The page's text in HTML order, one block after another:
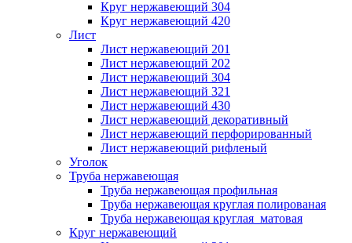
Круг нержавеющий 304
Круг нержавеющий 420
Лист
Лист нержавеющий 201
Лист нержавеющий 202
Лист нержавеющий 304
Лист нержавеющий 321
Лист нержавеющий 430
Лист нержавеющий декоративный
Лист нержавеющий перфорированный
Лист нержавеющий рифленый
Уголок
Труба нержавеющая
Труба нержавеющая профильная
Труба нержавеющая круглая полированая
Труба нержавеющая круглая матовая
Круг нержавеющий